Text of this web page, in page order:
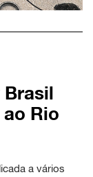
Brasil
Rio
a vários